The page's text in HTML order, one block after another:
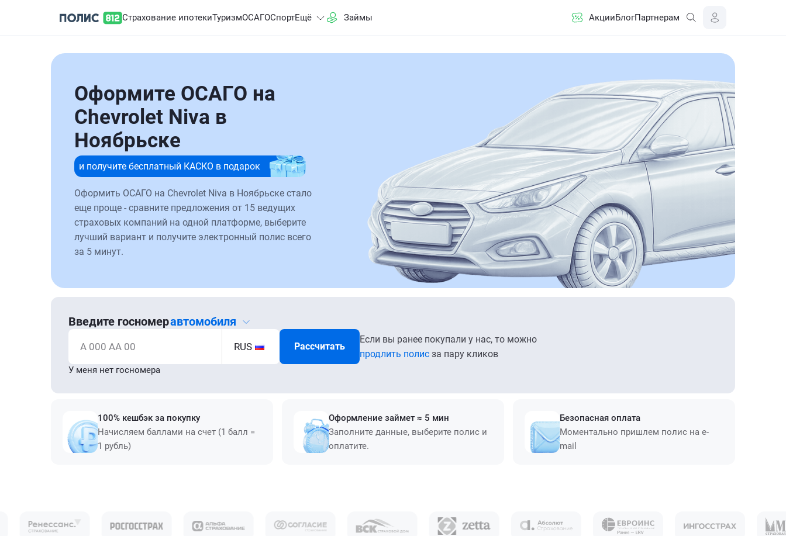
Страхование ипотекиТуризмОСАГОСпортЕщё Займы АкцииБлогПартнерам
Оформите ОСАГО на
Chevrolet Niva в
Ноябрьске
и получите бесплатный КАСКО в подарок
Оформить ОСАГО на Chevrolet Niva в Ноябрьске стало
еще проще - сравните предложения от 15 ведущих
страховых компаний на одной платформе, выберите
лучший вариант и получите электронный полис всего
за 5 минут.
Введите госномеравтомобиля
А 000 АА 00 RUS Рассчитать
Если вы ранее покупали у нас, то можно
продлить полис за пару кликов
У меня нет госномера
100% кешбэк за покупку
Начисляем баллами на счет (1 балл =
1 рубль)
Оформление займет ≈ 5 мин
Заполните данные, выберите полис и
оплатите.
Безопасная оплата
Моментально пришлем полис на e-
mail